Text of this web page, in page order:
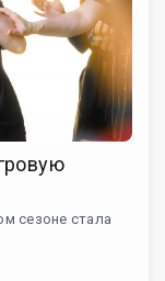
сезоне стала